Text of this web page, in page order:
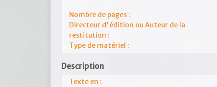
Nombre de pages :
Directeur d'édition ou Auteur de la
restitution :
Type de matériel :
Description
Texte en :